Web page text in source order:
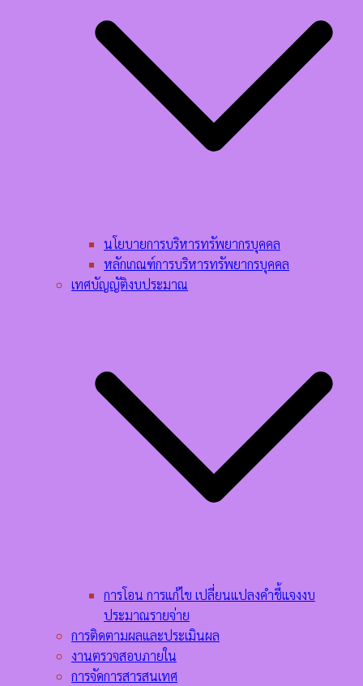
นโยบายการบริหารทรัพยากรบุคคล​
หลักเกณฑ์การบริหารทรัพยากรบุคคล​
เทศบัญญัติงบประมาณ
การโอน การแก้ไข เปลี่ยนแปลงคำชี้แจงงบ
ประมาณรายจ่าย
การติดตามผลและประเมินผล
งานตรวจสอบภายใน
การจัดการสารสนเทศ